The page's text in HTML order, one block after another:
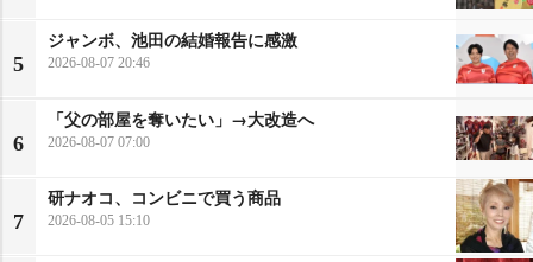
5
ジャンボ、池田の結婚報告に感激
2026-08-07 20:46
6
「父の部屋を奪いたい」→大改造へ
2026-08-07 07:00
7
研ナオコ、コンビニで買う商品
2026-08-05 15:10